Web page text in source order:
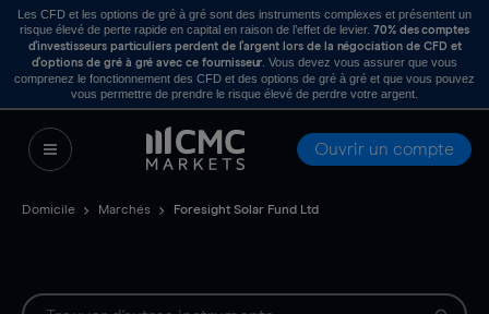
Les CFD et les options de gré à gré sont des instruments complexes et présentent un
risque élevé de perte rapide en capital en raison de l’effet de levier. 70% des comptes
d’investisseurs particuliers perdent de l’argent lors de la négociation de CFD et
d’options de gré à gré avec ce fournisseur . Vous devez vous assurer que vous
comprenez le fonctionnement des CFD et des options de gré à gré et que vous pouvez
vous permettre de prendre le risque élevé de perdre votre argent.
Ouvrir un compte
Domicile Marchés Foresight Solar Fund Ltd